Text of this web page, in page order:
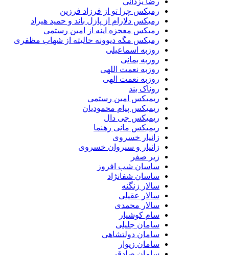
رمیکس چرا تو از فرزاد فرزین
رمیکس دلارام از پازل باند و حمید هیراد
رمیکس معجزه اینه از امین رستمی
رمیکس مگه دیوونه حالیته از شهاب مظفری
روزبه اسماعیلی
روزبه بمانی
روزبه نعمت اللهی
روزبه نعمت الهی
روناک بند
ریمیکس امین رستمی
ریمیکس پیام محمودیان
ریمیکس جی دال
ریمیکس مانی رهنما
زانیار خسروی
زانیار و سیروان خسروی
زیر صفر
ساسان شب افروز
ساسان شفانژاد
سالار زنگنه
سالار عقیلی
سالار محمدی
سام کوشیار
سامان جلیلی
سامان دولتشاهی
سامان زیوار